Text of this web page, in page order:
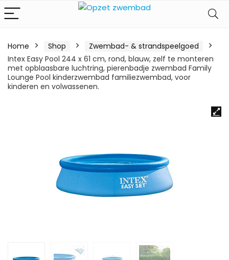
Home Shop
Zwembad- & strandspeelgoed
Intex Easy Pool 244 x 61 cm, rond, blauw, zelf te monteren
met opblaasbare luchtring, pierenbadje zwembad Family
Lounge Pool kinderzwembad familiezwembad, voor
kinderen en volwassenen.